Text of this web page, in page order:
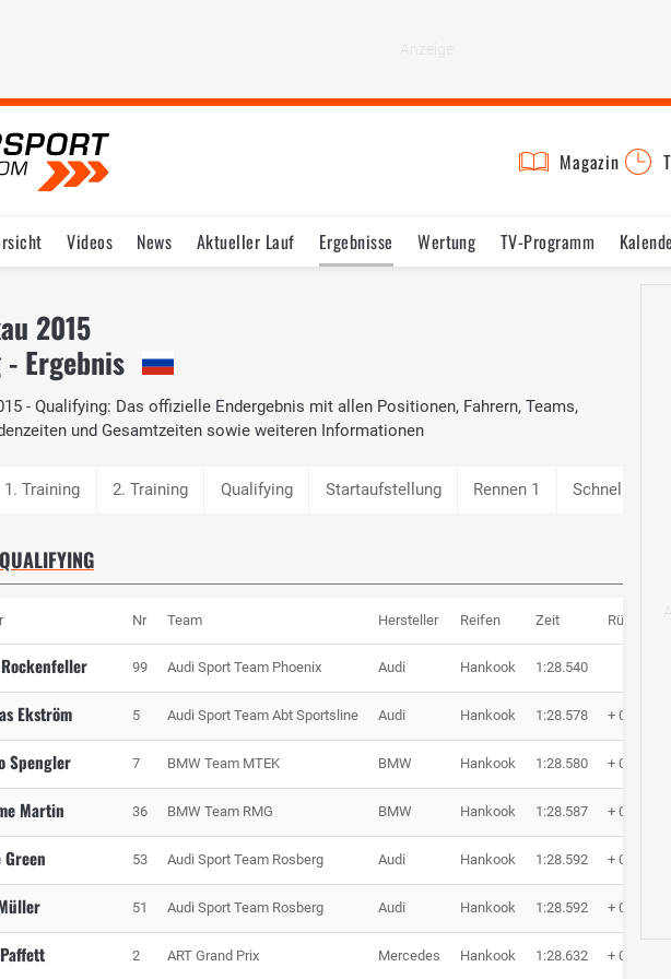
Magazin
Videos News Aktueller Lauf Ergebnisse Wertung TV-Programm
2015
Ergebnis
- Qualifying: Das offizielle Endergebnis mit allen Positionen, Fahrern, Teams,
und Gesamtzeiten sowie weiteren Informationen
1. Training 2. Training Qualifying Startaufstellung Rennen 1 Schnellste
Nr Team Hersteller Reifen Zeit Rückstand
99 Audi Sport Team Phoenix Audi Hankook 1:28.540
Ekström 5 Audi Sport Team Abt Sportsline Audi Hankook 1:28.578 + 0.038
Spengler 7 BMW Team MTEK BMW Hankook 1:28.580 + 0.040
Martin 36 BMW Team RMG BMW Hankook 1:28.587 + 0.047
Green 53 Audi Sport Team Rosberg Audi Hankook 1:28.592 + 0.052
51 Audi Sport Team Rosberg Audi Hankook 1:28.592 + 0.052
2 ART Grand Prix Mercedes Hankook 1:28.632 + 0.092